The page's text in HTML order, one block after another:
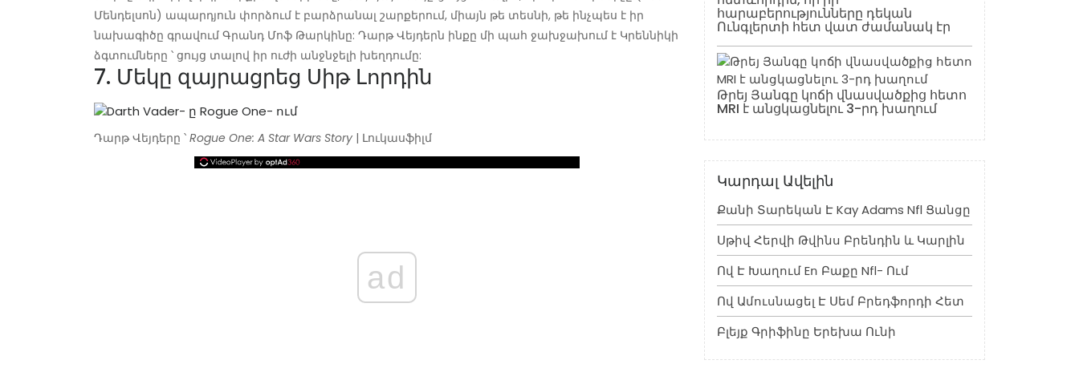
Մենդելսոն) ապարդյուն փորձում է բարձրանալ շարքերում, միայն թե տեսնի, թե ինչպես է իր
նախագիծը գրավում Գրանդ Մոֆ Թարկինը: Դարթ Վեյդերն ինքը մի պահ ջախջախում է Կրեննիկի
ձգտումները ՝ ցույց տալով իր ուժի անջնջելի խեղդումը:
7. Մեկը զայրացրեց Սիթ Լորդին
Դարթ Վեյդերը ՝ Rogue One: A Star Wars Story | Լուկասֆիլմ
ad
հարաբերությունները դեկան
Ունգլերտի հետ վատ ժամանակ էր
Թրեյ Յանգը կոճի վնասվածքից հետո
MRI է անցկացնելու 3-րդ խաղում
Կարդալ Ավելին
Քանի Տարեկան Է Kay Adams Nfl Ցանցը
Սթիվ Հերվի Թվինս Բրենդին ԵՒ Կարլին
Ով Է Խաղում Eո Բաքը Nfl- Ում
Ով Ամուսնացել Է Սեմ Բրեդֆորդի Հետ
Բլեյք Գրիֆինը Երեխա Ունի